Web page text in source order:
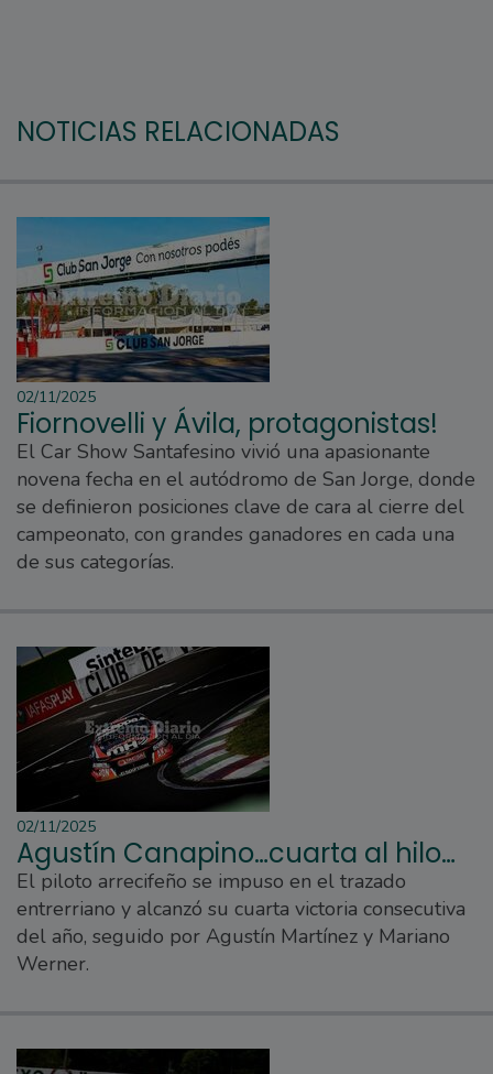
NOTICIAS RELACIONADAS
02/11/2025
Fiornovelli y Ávila, protagonistas!
El Car Show Santafesino vivió una apasionante
novena fecha en el autódromo de San Jorge, donde
se definieron posiciones clave de cara al cierre del
campeonato, con grandes ganadores en cada una
de sus categorías.
02/11/2025
Agustín Canapino…cuarta al hilo…
El piloto arrecifeño se impuso en el trazado
entrerriano y alcanzó su cuarta victoria consecutiva
del año, seguido por Agustín Martínez y Mariano
Werner.